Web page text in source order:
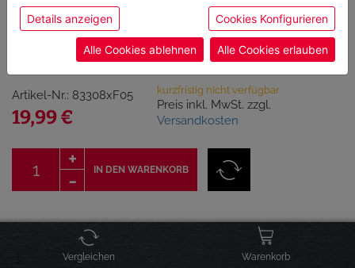
Stay Spiced! Birnen-
Rosmarin Balsamessig
Artikel-Nr.: 83308xF05
19,99 €
kurzfristig nicht verfügbar
Preis inkl. MwSt. zzgl.
Versandkosten
IN DEN WARENKORB
Click & Collect Verfügbarkeit
Vergleichen Warenkorb
sie unsere Webseite weiter nutzen, geben Sie
Einwilligung zu unseren Cookies.
Details anzeigen Cookies Konfigurieren
Alle Cookies ablehnen Alle Cookies erlauben